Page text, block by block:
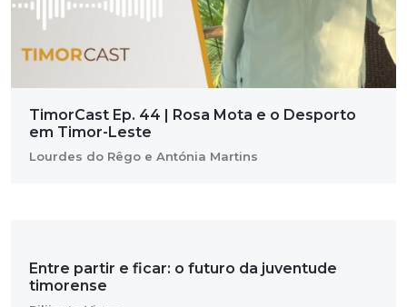
TimorCast Ep. 44 | Rosa Mota e o Desporto
em Timor-Leste
Lourdes do Rêgo e Antónia Martins
Entre partir e ficar: o futuro da juventude
timorense